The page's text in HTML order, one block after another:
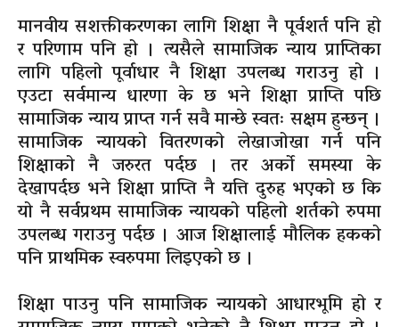
मानवीय सशक्तीकरणका लागि शिक्षा नै पूर्वशर्त पनि हो
र परिणाम पनि हो । त्यसैले सामाजिक न्याय प्राप्तिका
लागि पहिलो पूर्वाधार नै शिक्षा उपलब्ध गराउनु हो ।
एउटा सर्वमान्य धारणा के छ भने शिक्षा प्राप्ति पछि
सामाजिक न्याय प्राप्त गर्न सवै मान्छे स्वतः सक्षम हुन्छन् ।
सामाजिक न्यायको वितरणको लेखाजोखा गर्न पनि
शिक्षाको नै जरुरत पर्दछ । तर अर्को समस्या के
देखापर्दछ भने शिक्षा प्राप्ति नै यत्ति दुरुह भएको छ कि
यो नै सर्वप्रथम सामाजिक न्यायको पहिलो शर्तको रुपमा
उपलब्ध गराउनु पर्दछ । आज शिक्षालाई मौलिक हकको
पनि प्राथमिक स्वरुपमा लिइएको छ ।
शिक्षा पाउनु पनि सामाजिक न्यायको आधारभूमि हो र